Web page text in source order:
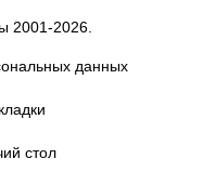
2001-2026.
данных
стол